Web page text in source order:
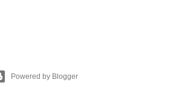
Powered by Blogger